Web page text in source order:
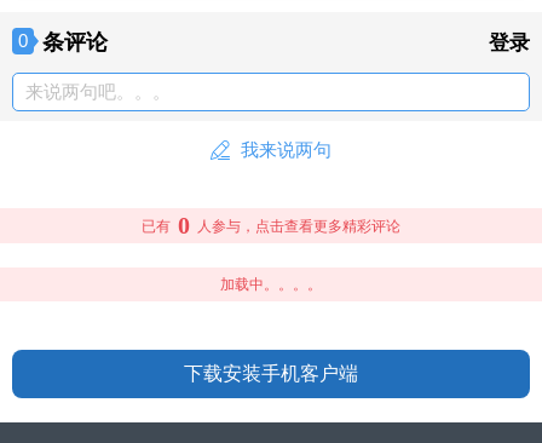
0 条评论 登录
来说两句吧。。。
我来说两句
已有 0 人参与，点击查看更多精彩评论
加载中。。。。
下载安装手机客户端